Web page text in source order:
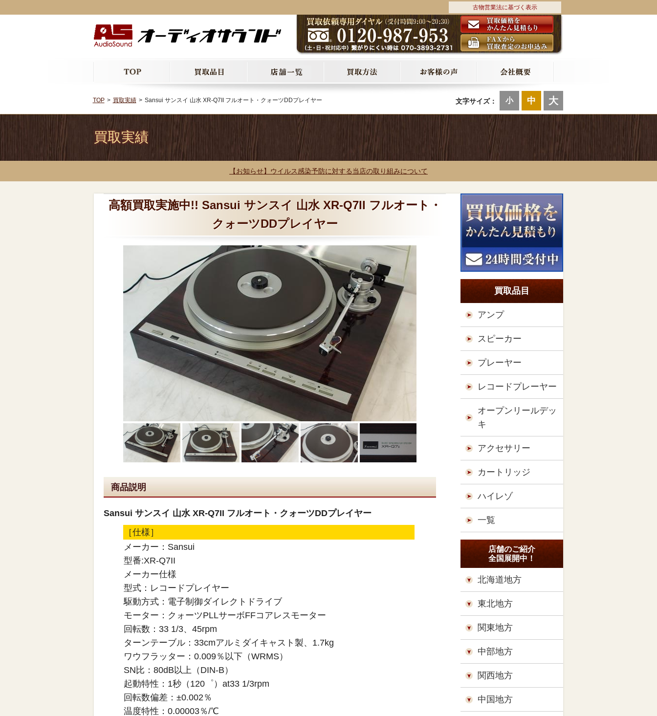
古物営業法に基づく表示
文字サイズ： 小 中 大
TOP 買取実績 Sansui サンスイ 山水 XR-Q7II フルオート・クォーツDDプレイヤー
買取実績
【お知らせ】ウイルス感染予防に対する当店の取り組みについて
高額買取実施中!! Sansui サンスイ 山水 XR-Q7II フルオート・
クォーツDDプレイヤー
商品説明
Sansui サンスイ 山水 XR-Q7II フルオート・クォーツDDプレイヤー
［仕様］
メーカー：Sansui
型番:XR-Q7II
メーカー仕様
型式：レコードプレイヤー
駆動方式：電子制御ダイレクトドライブ
モーター：クォーツPLLサーボFFコアレスモーター
回転数：33 1/3、45rpm
ターンテーブル：33cmアルミダイキャスト製、1.7kg
ワウフラッター：0.009％以下（WRMS）
SN比：80dB以上（DIN-B）
起動特性：1秒（120゜）at33 1/3rpm
回転数偏差：±0.002％
温度特性：0.00003％/℃
買取品目
アンプ
スピーカー
プレーヤー
レコードプレーヤー
オープンリールデッ
キ
アクセサリー
カートリッジ
ハイレゾ
一覧
店舗のご紹介
全国展開中！
北海道地方
東北地方
関東地方
中部地方
関西地方
中国地方